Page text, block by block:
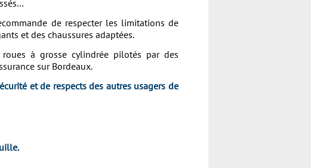
de respecter les limitations de
et des chaussures adaptées.
à grosse cylindrée pilotés par des
sur Bordeaux.
et de respects des autres usagers de